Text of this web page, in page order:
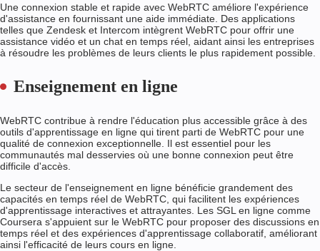
Une connexion stable et rapide avec WebRTC améliore l'expérience
d'assistance en fournissant une aide immédiate. Des applications
telles que Zendesk et Intercom intègrent WebRTC pour offrir une
assistance vidéo et un chat en temps réel, aidant ainsi les entreprises
à résoudre les problèmes de leurs clients le plus rapidement possible.
Enseignement en ligne
WebRTC contribue à rendre l'éducation plus accessible grâce à des
outils d'apprentissage en ligne qui tirent parti de WebRTC pour une
qualité de connexion exceptionnelle. Il est essentiel pour les
communautés mal desservies où une bonne connexion peut être
difficile d'accès.
Le secteur de l'enseignement en ligne bénéficie grandement des
capacités en temps réel de WebRTC, qui facilitent les expériences
d'apprentissage interactives et attrayantes. Les SGL en ligne comme
Coursera s'appuient sur le WebRTC pour proposer des discussions en
temps réel et des expériences d'apprentissage collaboratif, améliorant
ainsi l'efficacité de leurs cours en ligne.